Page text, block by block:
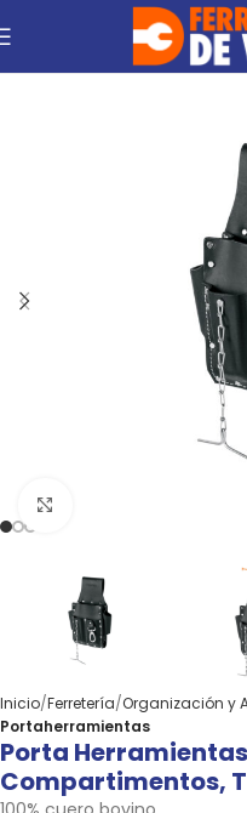
Inicio Ferretería Organización y
Portaherramientas
Porta
Compartimentos,